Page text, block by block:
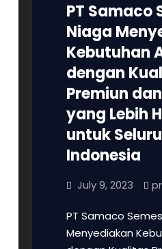
PT Samaco
Niaga
Kebutuhan
dengan
Premiun
yang Lebih
untuk
Indonesia
July 9, 2023
PT Samaco
Menyediakan